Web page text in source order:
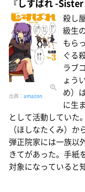
『しすばれ -
出典： amazon
殺し
級生
もら
ぐる
ラブ
ょう
め）
に生
として活動していた
（ほしなたくみ）か
弾正院家には一族以
きてがあった。手紙
対象になっていると